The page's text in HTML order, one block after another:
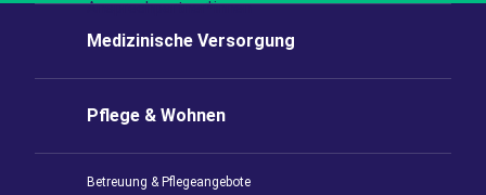
Medizinische Versorgung
Pflege & Wohnen
Betreuung & Pflegeangebote